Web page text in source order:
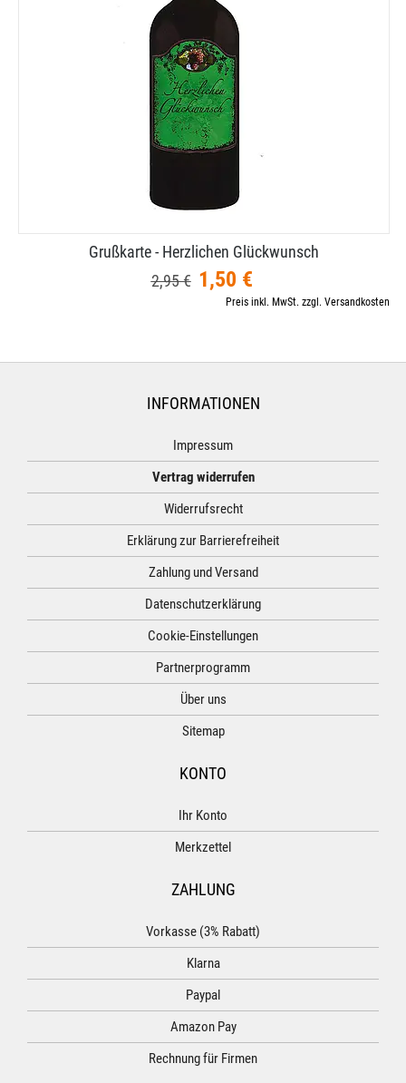
Grußkarte - Herzlichen Glückwunsch
2,95 € 1,50 €
Preis inkl. MwSt. zzgl. Versandkosten
INFORMATIONEN
Impressum
Vertrag widerrufen
Widerrufsrecht
Erklärung zur Barrierefreiheit
Zahlung und Versand
Datenschutzerklärung
Cookie-Einstellungen
Partnerprogramm
Über uns
Sitemap
KONTO
Ihr Konto
Merkzettel
ZAHLUNG
Vorkasse (3% Rabatt)
Klarna
Paypal
Amazon Pay
Rechnung für Firmen